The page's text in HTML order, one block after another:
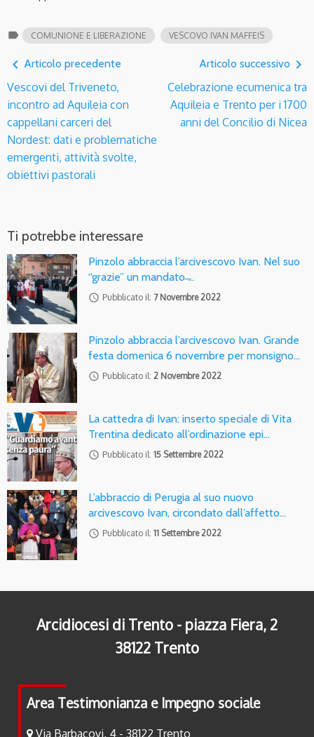
label COMUNIONE E LIBERAZIONE VESCOVO IVAN MAFFEIS
navigate_before Articolo precedente
Vescovi del Triveneto,
incontro ad Aquileia con
cappellani carceri del
Nordest: dati e problematiche
emergenti, attività svolte,
obiettivi pastorali
Articolo successivo navigate_next
Celebrazione ecumenica tra
Aquileia e Trento per i 1700
anni del Concilio di Nicea
Ti potrebbe interessare
Pinzolo abbraccia l’arcivescovo Ivan. Nel suo
“grazie” un mandato ̶…
access_time Pubblicato il: 7 Novembre 2022
Pinzolo abbraccia l’arcivescovo Ivan. Grande
festa domenica 6 novembre per monsigno…
access_time Pubblicato il: 2 Novembre 2022
La cattedra di Ivan: inserto speciale di Vita
Trentina dedicato all’ordinazione epi…
access_time Pubblicato il: 15 Settembre 2022
L’abbraccio di Perugia al suo nuovo
arcivescovo Ivan, circondato dall’affetto…
access_time Pubblicato il: 11 Settembre 2022
Arcidiocesi di Trento - piazza Fiera, 2
38122 Trento
Area Testimonianza e Impegno sociale
Via Barbacovi, 4 - 38122 Trento